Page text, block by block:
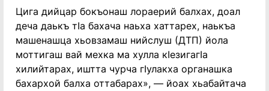
Цига дийцар бокъонаш лораерий балхах, доал
деча даькъ тӀа бахача наьха хаттарех, наькъа
машенашца хьовзамаш нийслуш (ДТП) йола
моттигаш вай мехка ма хулла кӀезигагӀа
хилийтарах, иштта чурча гӀулакха органашка
бахархой балха оттабарах», — йоах хьабайтача